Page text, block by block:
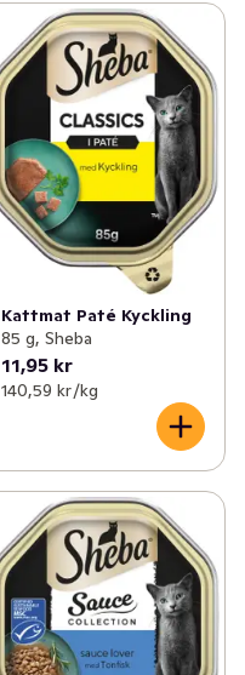
Kattmat Paté Kyckling
85 g, Sheba
11,95 kr
140,59 kr /kg